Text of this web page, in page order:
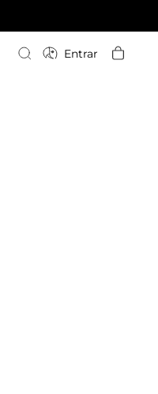
Entrar